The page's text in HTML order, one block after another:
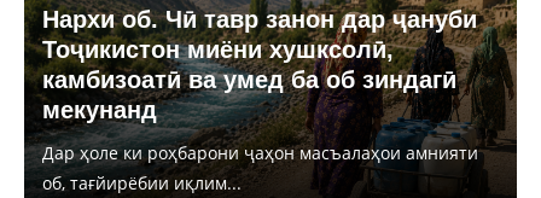
Нархи об. Чӣ тавр занон дар ҷануби
Тоҷикистон миёни хушксолӣ,
камбизоатӣ ва умед ба об зиндагӣ
мекунанд
Дар ҳоле ки роҳбарони ҷаҳон масъалаҳои амнияти
об, тағйирёбии иқлим...